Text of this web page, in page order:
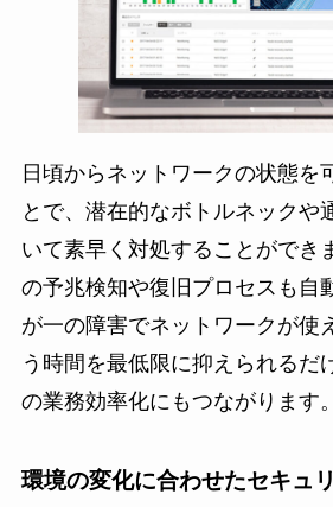
日頃からネットワークの状態を
とで、潜在的なボトルネックや
いて素早く対処することができ
の予兆検知や復旧プロセスも自
が一の障害でネットワークが使
う時間を最低限に抑えられるだ
の業務効率化にもつながります。
環境の変化に合わせたセキュ